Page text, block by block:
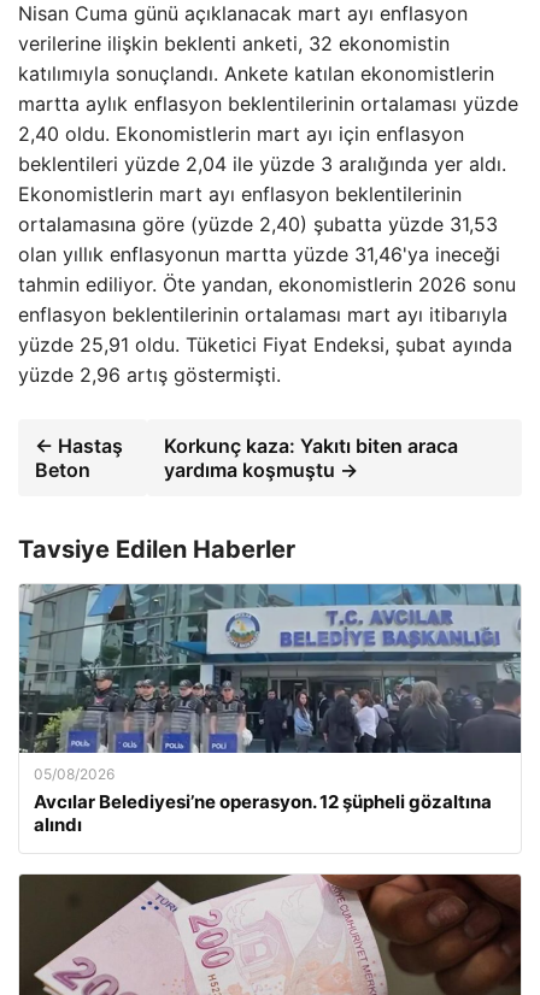
Nisan Cuma günü açıklanacak mart ayı enflasyon
verilerine ilişkin beklenti anketi, 32 ekonomistin
katılımıyla sonuçlandı. Ankete katılan ekonomistlerin
martta aylık enflasyon beklentilerinin ortalaması yüzde
2,40 oldu. Ekonomistlerin mart ayı için enflasyon
beklentileri yüzde 2,04 ile yüzde 3 aralığında yer aldı.
Ekonomistlerin mart ayı enflasyon beklentilerinin
ortalamasına göre (yüzde 2,40) şubatta yüzde 31,53
olan yıllık enflasyonun martta yüzde 31,46'ya ineceği
tahmin ediliyor. Öte yandan, ekonomistlerin 2026 sonu
enflasyon beklentilerinin ortalaması mart ayı itibarıyla
yüzde 25,91 oldu. Tüketici Fiyat Endeksi, şubat ayında
yüzde 2,96 artış göstermişti.
← Hastaş
Beton
Korkunç kaza: Yakıtı biten araca
yardıma koşmuştu →
Tavsiye Edilen Haberler
05/08/2026
Avcılar Belediyesi’ne operasyon. 12 şüpheli gözaltına
alındı